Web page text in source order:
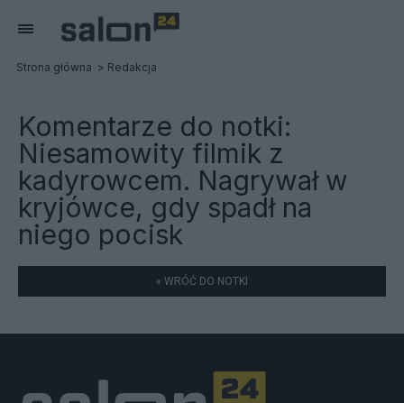
Strona główna Redakcja
Komentarze do notki:
Niesamowity filmik z
kadyrowcem. Nagrywał w
kryjówce, gdy spadł na
niego pocisk
« WRÓĆ DO NOTKI